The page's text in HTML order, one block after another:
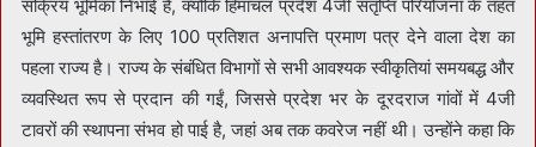
सक्रिय भूमिका निभाई है, क्योंकि हिमाचल प्रदेश 4जी संतृप्ति परियोजना के तहत
भूमि हस्तांतरण के लिए 100 प्रतिशत अनापत्ति प्रमाण पत्र देने वाला देश का
पहला राज्य है। राज्य के संबंधित विभागों से सभी आवश्यक स्वीकृतियां समयबद्ध और
व्यवस्थित रूप से प्रदान की गईं, जिससे प्रदेश भर के दूरदराज गांवों में 4जी
टावरों की स्थापना संभव हो पाई है, जहां अब तक कवरेज नहीं थी। उन्होंने कहा कि